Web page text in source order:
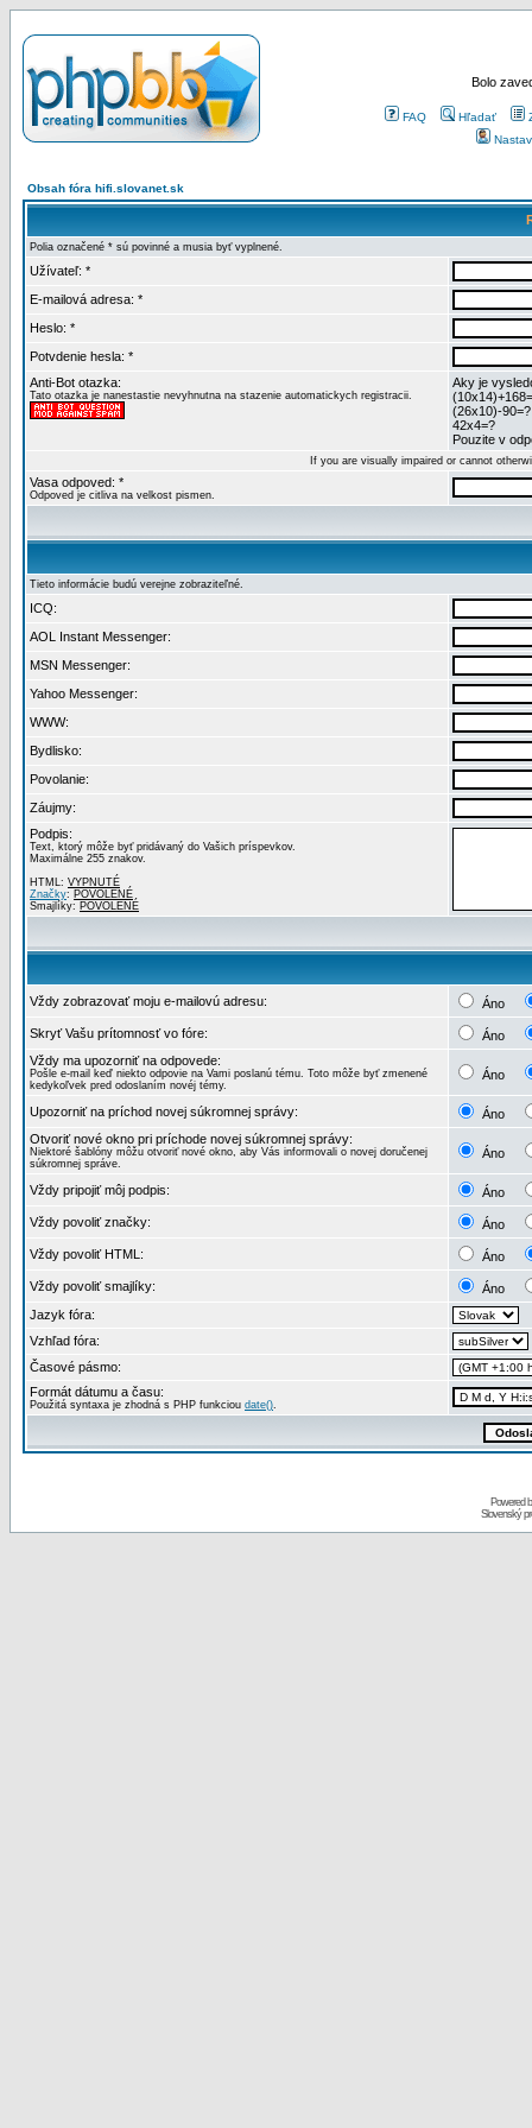
Bolo
FAQ Hľadať
Obsah fóra hifi.slovanet.sk
Polia označené * sú povinné a musia byť vyplnené.
Užívateľ: *
E-mailová adresa: *
Heslo: *
Potvdenie hesla: *
Anti-Bot otazka:
Tato otazka je nanestastie nevyhnutna na stazenie automatickych registracii.
Aky je
(26x10)-90=?
42x4=?
Pouzite v
If you are visually impaired or cannot
Vasa odpoved: *
Odpoved je citliva na velkost pismen.
Tieto informácie budú verejne zobraziteľné.
ICQ:
AOL Instant Messenger:
MSN Messenger:
Yahoo Messenger:
WWW:
Bydlisko:
Povolanie:
Záujmy:
Podpis:
Text, ktorý môže byť pridávaný do Vašich príspevkov.
Maximálne 255 znakov.
HTML: VYPNUTÉ
Značky: POVOLENÉ
Smajlíky: POVOLENÉ
Vždy zobrazovať moju e-mailovú adresu: Áno
Skryť Vašu prítomnosť vo fóre:
Áno
Vždy ma upozorniť na odpovede:
Pošle e-mail keď niekto odpovie na Vami poslanú tému. Toto môže byť zmenené
kedykoľvek pred odoslaním novéj témy.
Áno
Upozorniť na príchod novej súkromnej správy:
Áno
Otvoriť nové okno pri príchode novej súkromnej správy:
Niektoré šablóny môžu otvoriť nové okno, aby Vás informovali o novej doručenej
súkromnej správe.
Áno
Vždy pripojiť môj podpis: Áno
Vždy povoliť značky: Áno
Vždy povoliť HTML: Áno
Vždy povoliť smajlíky:
Áno
Jazyk fóra:
Vzhľad fóra:
Časové pásmo:
Formát dátumu a času:
Použitá syntaxa je zhodná s PHP funkciou date().
Powered
Slovenský